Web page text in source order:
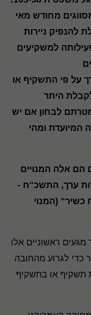
מחודש מאי
להנפיק ניירות
למשקיעים
על פי התשקיף או
יום קודם לקבלת היתר
לבחון אם יש
המיועדת ומהי
הם אלה המנויים
ערך, התשכ"ח -
כשיר" (המנוי
ראשוניים אלו
כדי לגרוע מהחובה
תשקיף או בתשקיף